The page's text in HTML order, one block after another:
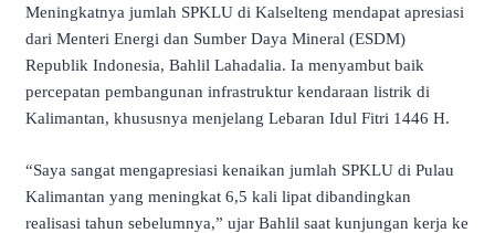
Meningkatnya jumlah SPKLU di Kalselteng mendapat apresiasi
dari Menteri Energi dan Sumber Daya Mineral (ESDM)
Republik Indonesia, Bahlil Lahadalia. Ia menyambut baik
percepatan pembangunan infrastruktur kendaraan listrik di
Kalimantan, khususnya menjelang Lebaran Idul Fitri 1446 H.
“Saya sangat mengapresiasi kenaikan jumlah SPKLU di Pulau
Kalimantan yang meningkat 6,5 kali lipat dibandingkan
realisasi tahun sebelumnya,” ujar Bahlil saat kunjungan kerja ke